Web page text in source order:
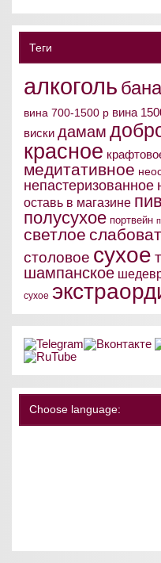
Теги
алкоголь
вина 700-1500 р вина
виски дамам
красное
медитативное
непастеризованное
оставь в магазине
полусухое портвейн
светлое
столовое сухое
шампанское
сухое
Choose language: